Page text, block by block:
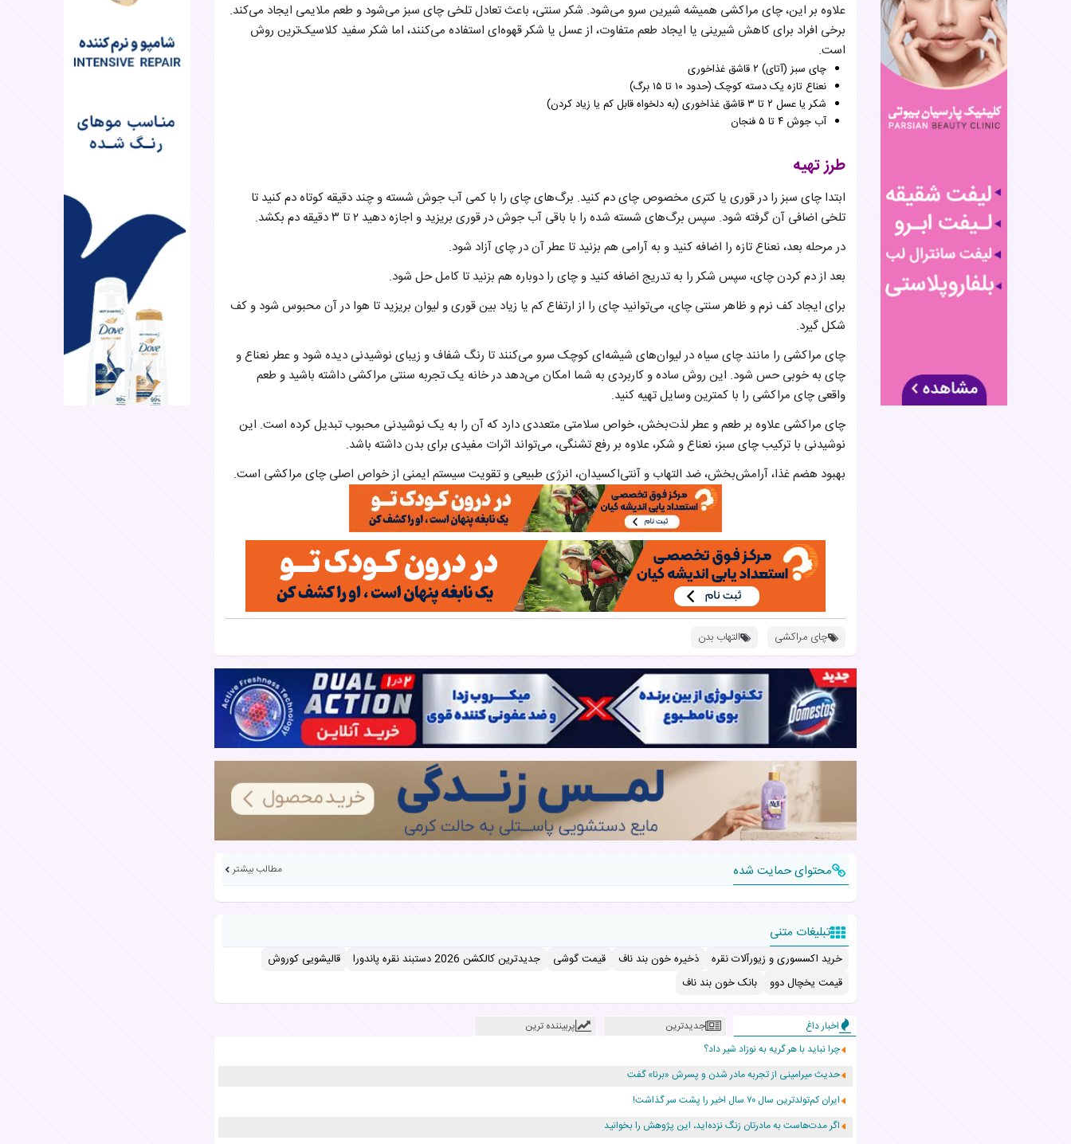
علاوه بر این، چای مراکشی همیشه شیرین سرو می‌شود. شکر سنتی، باعث تعادل تلخی چای سبز می‌شود و طعم ملایمی ایجاد می‌کند.
برخی افراد برای کاهش شیرینی یا ایجاد طعم متفاوت، از عسل یا شکر قهوه‌ای استفاده می‌کنند، اما شکر سفید کلاسیک‌ترین روش
است.
چای سبز (آتای) ۲ قاشق غذاخوری
نعناع تازه یک دسته کوچک (حدود ۱۰ تا ۱۵ برگ)
شکر یا عسل ۲ تا ۳ قاشق غذاخوری (به دلخواه قابل کم یا زیاد کردن)
آب جوش ۴ تا ۵ فنجان
طرز تهیه
ابتدا چای سبز را در قوری یا کتری مخصوص چای دم کنید. برگ‌های چای را با کمی آب جوش شسته و چند دقیقه کوتاه دم کنید تا
تلخی اضافی آن گرفته شود. سپس برگ‌های شسته شده را با باقی آب جوش در قوری بریزید و اجازه دهید ۲ تا ۳ دقیقه دم بکشد.
در مرحله بعد، نعناع تازه را اضافه کنید و به آرامی هم بزنید تا عطر آن در چای آزاد شود.
بعد از دم کردن چای، سپس شکر را به تدریج اضافه کنید و چای را دوباره هم بزنید تا کامل حل شود.
برای ایجاد کف نرم و ظاهر سنتی چای، می‌توانید چای را از ارتفاع کم یا زیاد بین قوری و لیوان بریزید تا هوا در آن محبوس شود و کف
شکل گیرد.
چای مراکشی را مانند چای سیاه در لیوان‌های شیشه‌ای کوچک سرو می‌کنند تا رنگ شفاف و زیبای نوشیدنی دیده شود و عطر نعناع و
چای به خوبی حس شود. این روش ساده و کاربردی به شما امکان می‌دهد در خانه یک تجربه سنتی مراکشی داشته باشید و طعم
واقعی چای مراکشی را با کمترین وسایل تهیه کنید.
چای مراکشی علاوه بر طعم و عطر لذت‌بخش، خواص سلامتی متعددی دارد که آن را به یک نوشیدنی محبوب تبدیل کرده است. این
نوشیدنی با ترکیب چای سبز، نعناع و شکر، علاوه بر رفع تشنگی، می‌تواند اثرات مفیدی برای بدن داشته باشد.
بهبود هضم غذا، آرامش‌بخش، ضد التهاب و آنتی‌اکسیدان، انرژی طبیعی و تقویت سیستم ایمنی از خواص اصلی چای مراکشی است.
چای مراکشی التهاب بدن
محتوای حمایت شده مطالب بیشتر
تبلیغات متنی
خرید اکسسوری و زیورآلات نقره ذخیره خون بند ناف قیمت گوشی جدیدترین کالکشن 2026 دستبند نقره پاندورا
قالیشویی کوروش
قیمت یخچال دوو
بانک خون بند ناف
اخبار داغ جدیدترین
پربیننده ترین
چرا نباید با هر گریه به نوزاد شیر داد؟
حدیث میرامینی از تجربه مادر شدن و پسرش «برنا» گفت
ایران کم‌تولدترین سال ۷۰ سال اخیر را پشت سر گذاشت!
اگر مدت‌هاست به مادرتان زنگ نزده‌اید، این پژوهش را بخوانید